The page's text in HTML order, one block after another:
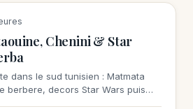
Chenini & Star
dans le sud tunisien : Matmata
berbere, decors Star Wars puis